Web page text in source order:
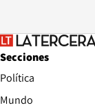
Secciones
Política
Mundo